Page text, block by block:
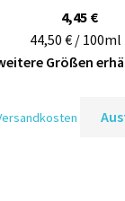
4,45 €
44,50 € / 100ml
Größen